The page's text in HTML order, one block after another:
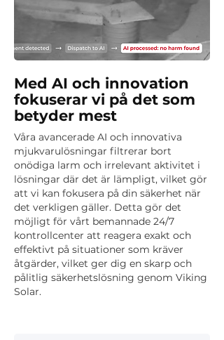
Med AI och innovation
fokuserar vi på det som
betyder mest
Våra avancerade AI och innovativa
mjukvarulösningar filtrerar bort
onödiga larm och irrelevant aktivitet i
lösningar där det är lämpligt, vilket gör
att vi kan fokusera på din säkerhet när
det verkligen gäller. Detta gör det
möjligt för vårt bemannade 24/7
kontrollcenter att reagera exakt och
effektivt på situationer som kräver
åtgärder, vilket ger dig en skarp och
pålitlig säkerhetslösning genom Viking
Solar.